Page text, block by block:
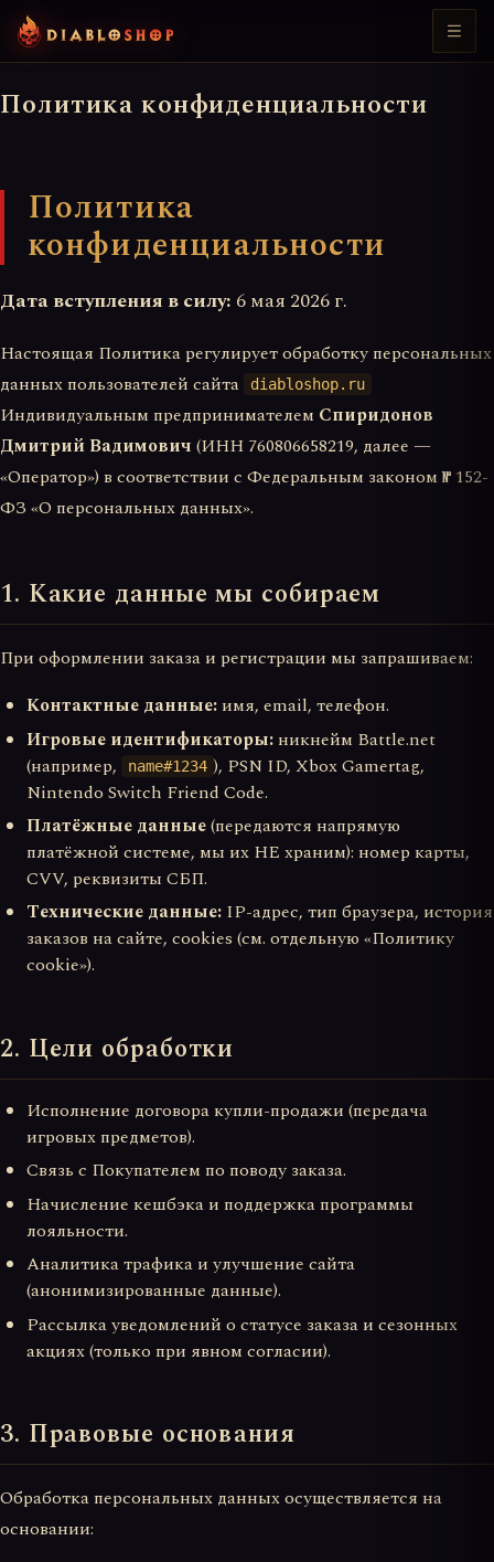
Политика конфиденциальности
Политика
конфиденциальности
Дата вступления в силу: 6 мая 2026 г.
Настоящая Политика регулирует обработку персональных
данных пользователей сайта
diabloshop.ru
Индивидуальным предпринимателем Спиридонов
Дмитрий Вадимович (ИНН 760806658219, далее —
«Оператор») в соответствии с Федеральным законом № 152-
ФЗ «О персональных данных».
1. Какие данные мы собираем
При оформлении заказа и регистрации мы запрашиваем:
Контактные данные: имя, email, телефон.
Игровые идентификаторы:никнейм Battle.net
(например,
name#1234 ), PSN ID, Xbox Gamertag,
Nintendo Switch Friend Code.
Платёжные данные(передаются напрямую
платёжной системе, мы их НЕ храним): номер карты,
CVV, реквизиты СБП.
Технические данные: IP-адрес, тип браузера, история
заказов на сайте, cookies (см. отдельную «Политику
cookie»).
2. Цели обработки
Исполнение договора купли-продажи (передача
игровых предметов).
Связь с Покупателем по поводу заказа.
Начисление кешбэка и поддержка программы
лояльности.
Аналитика трафика и улучшение сайта
(анонимизированные данные).
Рассылка уведомлений о статусе заказа и сезонных
акциях (только при явном согласии).
3. Правовые основания
Обработка персональных данных осуществляется на
основании: